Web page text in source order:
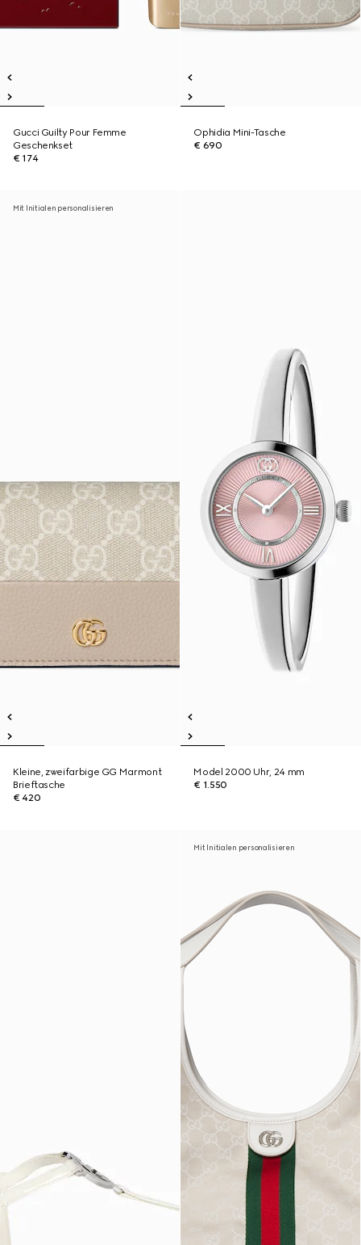
Gucci Guilty Pour Femme
Geschenkset
€ 174
Ophidia Mini-Tasche
€ 690
Mit Initialen personalisieren
Kleine, zweifarbige GG Marmont
Brieftasche
€ 420
Model 2000 Uhr, 24 mm
€ 1.550
Mit Initialen personalisieren